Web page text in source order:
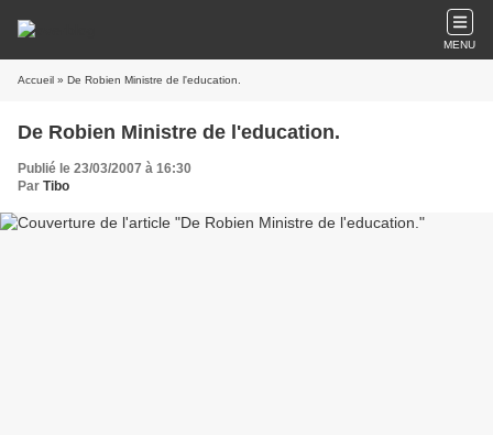
MENU
Accueil » De Robien Ministre de l'education.
De Robien Ministre de l'education.
Publié le 23/03/2007 à 16:30
Par Tibo